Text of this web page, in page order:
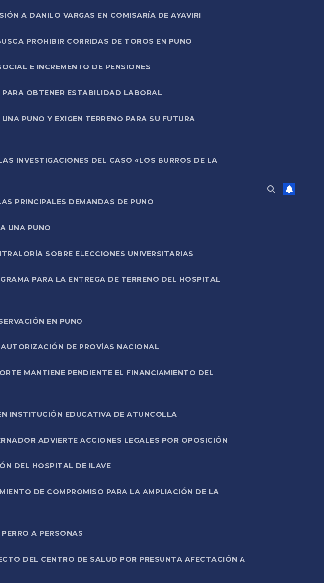
A DANILO VARGAS EN COMISARÍA DE AYAVIRI
PROHIBIR CORRIDAS DE TOROS EN PUNO
E INCREMENTO DE PENSIONES
OBTENER ESTABILIDAD LABORAL
PUNO Y EXIGEN TERRENO PARA SU FUTURA
INVESTIGACIONES DEL CASO «LOS BURROS DE LA
PRINCIPALES DEMANDAS DE PUNO
UNA PUNO
SOBRE ELECCIONES UNIVERSITARIAS
PARA LA ENTREGA DE TERRENO DEL HOSPITAL
EN PUNO
DE PROVÍAS NACIONAL
MANTIENE PENDIENTE EL FINANCIAMIENTO DEL
INSTITUCIÓN EDUCATIVA DE ATUNCOLLA
ADVIERTE ACCIONES LEGALES POR OPOSICIÓN
DEL HOSPITAL DE ILAVE
DE COMPROMISO PARA LA AMPLIACIÓN DE LA
A PERSONAS
DEL CENTRO DE SALUD POR PRESUNTA AFECTACIÓN A